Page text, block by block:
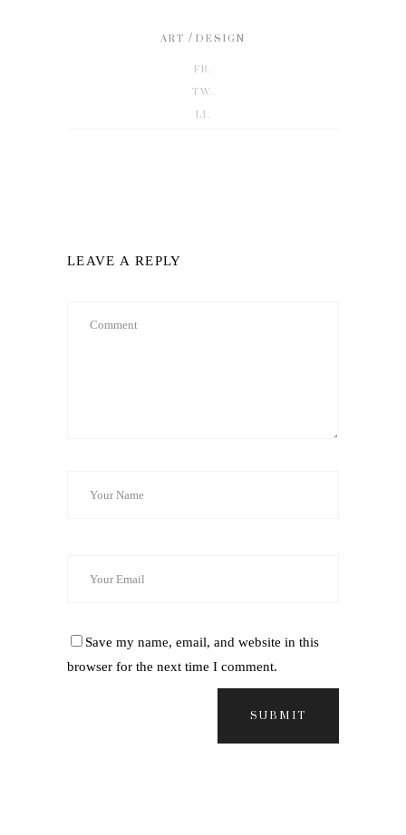
ART /DESIGN
FB.
TW.
LI.
LEAVE A REPLY
Save my name, email, and website in this
browser for the next time I comment.
SUBMIT